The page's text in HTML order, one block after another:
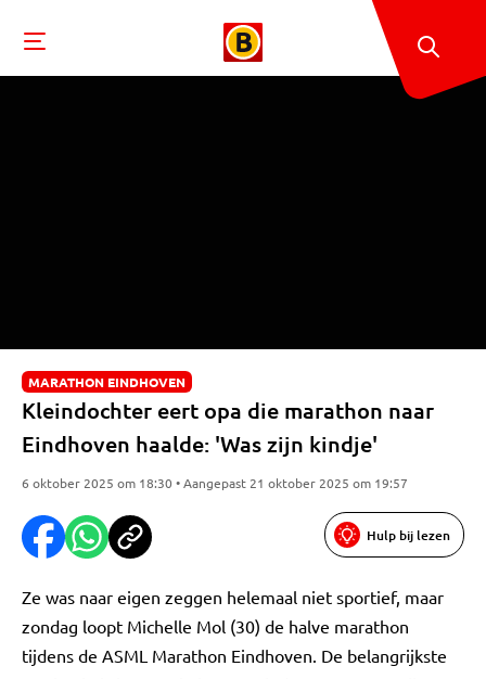
MARATHON EINDHOVEN
Kleindochter eert opa die marathon naar
Eindhoven haalde: 'Was zijn kindje'
6 oktober 2025 om 18:30 • Aangepast 21 oktober 2025 om 19:57
Hulp bij lezen
Ze was naar eigen zeggen helemaal niet sportief, maar
zondag loopt Michelle Mol (30) de halve marathon
tijdens de ASML Marathon Eindhoven. De belangrijkste